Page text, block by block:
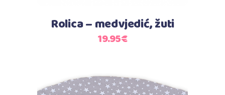
Rolica – medvjedić, žuti
19.95€